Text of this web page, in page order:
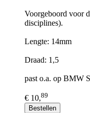
Voorgeboord voor
disciplines).
Lengte: 14mm
Draad: 1,5
past o.a. op BMW
€ 10,89
Bestellen